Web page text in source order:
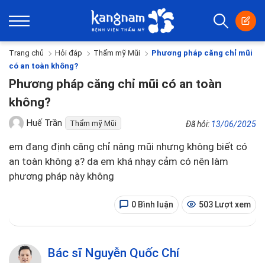
Trang chủ Hỏi đáp Thẩm mỹ Mũi
Phương pháp căng chỉ mũi
có an toàn không?
Phương pháp căng chỉ mũi có an toàn
không?
Huế Trần Thẩm mỹ Mũi Đã hỏi: 13/06/2025
em đang định căng chỉ nâng mũi nhưng không biết có
an toàn không ạ? da em khá nhạy cảm có nên làm
phương pháp này không
0 Bình luận 503 Lượt xem
Bác sĩ Nguyễn Quốc Chí